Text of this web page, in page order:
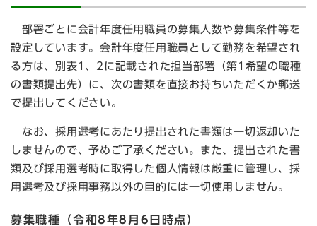
部署ごとに会計年度任用職員の募集人数や募集条件等を
設定しています。会計年度任用職員として勤務を希望され
る方は、別表1、2に記載された担当部署（第1希望の職種
の書類提出先）に、次の書類を直接お持ちいただくか郵送
で提出してください。
なお、採用選考にあたり提出された書類は一切返却いた
しませんので、予めご了承ください。また、提出された書
類及び採用選考時に取得した個人情報は厳重に管理し、採
用選考及び採用事務以外の目的には一切使用しません。
募集職種（令和8年8月6日時点）